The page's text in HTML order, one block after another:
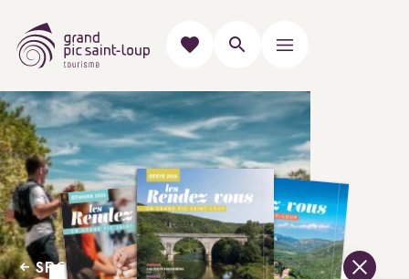
SPORT